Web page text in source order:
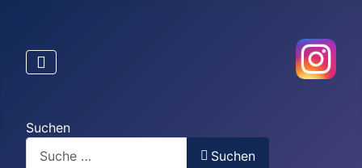
Suchen
Suchen